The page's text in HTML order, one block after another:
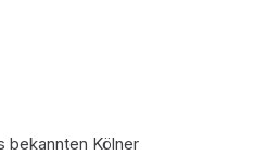
bekannten Kölner